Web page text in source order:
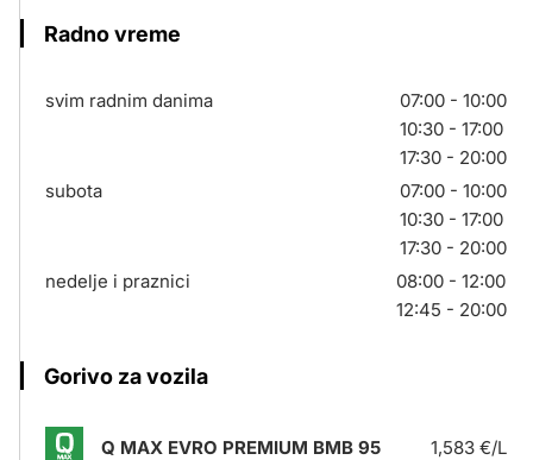
Radno vreme
svim radnim danima
07:00 - 10:00
10:30 - 17:00
17:30 - 20:00
subota
07:00 - 10:00
10:30 - 17:00
17:30 - 20:00
nedelje i praznici
08:00 - 12:00
12:45 - 20:00
Gorivo za vozila
Q MAX EVRO PREMIUM BMB 95 1,583 €/L